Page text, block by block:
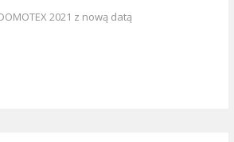
2021 z nową datą